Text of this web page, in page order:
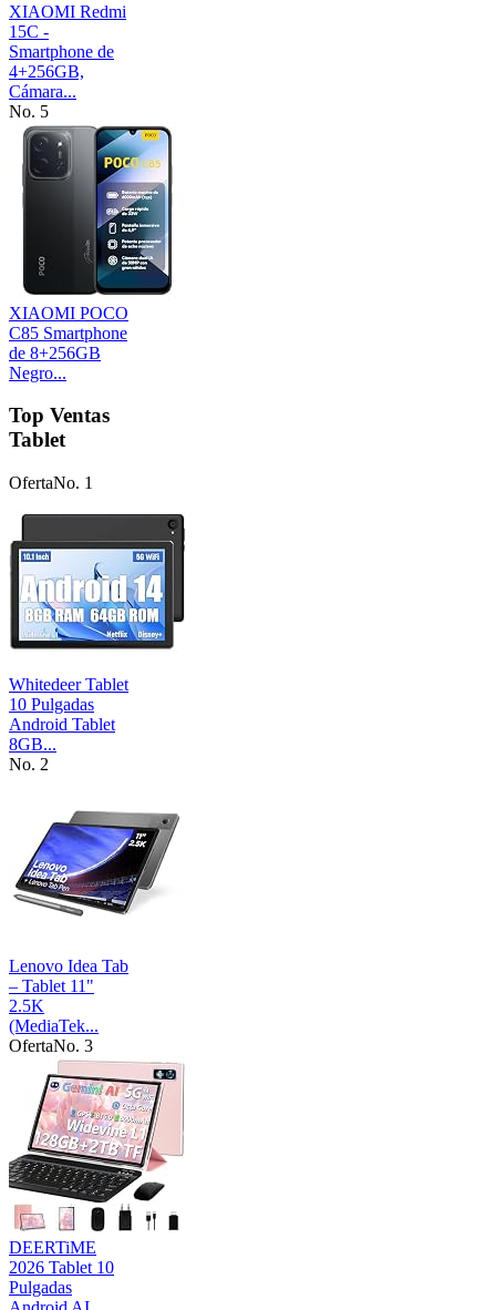
XIAOMI Redmi
15C -
Smartphone de
4+256GB,
Cámara...
No. 5
XIAOMI POCO
C85 Smartphone
de 8+256GB
Negro...
Top Ventas
Tablet
OfertaNo. 1
Whitedeer Tablet
10 Pulgadas
Android Tablet
8GB...
No. 2
Lenovo Idea Tab
– Tablet 11"
2.5K
(MediaTek...
OfertaNo. 3
DEERTiME
2026 Tablet 10
Pulgadas